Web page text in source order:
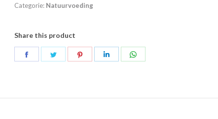
Categorie: Natuurvoeding
Share this product